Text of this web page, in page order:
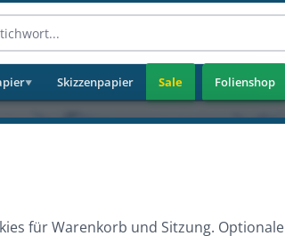
▼ Skizzenpapier Sale Folienshop
für Warenkorb und Sitzung. Optionale